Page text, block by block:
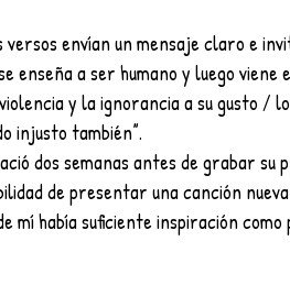
versos envían un mensaje claro e
enseña a ser humano y luego
y la ignorancia a su gusto /
injusto también”.
dos semanas antes de grabar su
de presentar una canción
mí había suficiente inspiración